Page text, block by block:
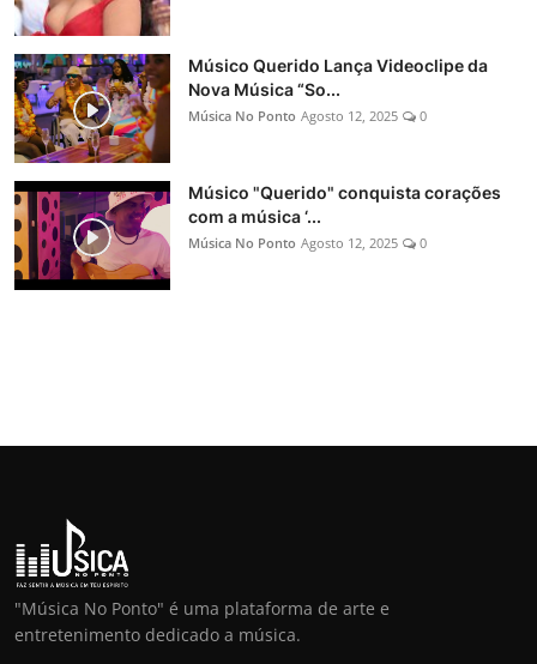
Músico Querido Lança Videoclipe da
Nova Música “So...
Música No Ponto Agosto 12, 2025 0
Músico "Querido" conquista corações
com a música ‘...
Música No Ponto Agosto 12, 2025 0
"Música No Ponto" é uma plataforma de arte e
entretenimento dedicado a música.